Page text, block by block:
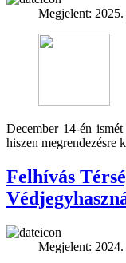
Megjelent:
December 14-én
hiszen megrendezésre
Felhívás
Megjelent: